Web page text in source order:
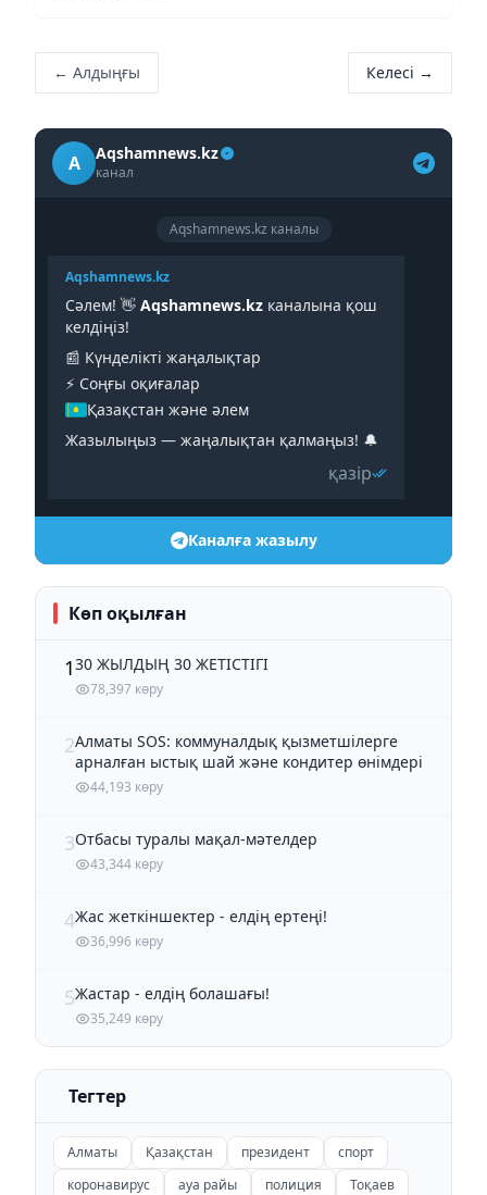
← Алдыңғы Келесі →
A Aqshamnews.kz
канал
Aqshamnews.kz каналы
Aqshamnews.kz
Сәлем! 👋 Aqshamnews.kz каналына қош
келдіңіз!
📰 Күнделікті жаңалықтар
⚡️ Соңғы оқиғалар
Қазақстан және әлем
Жазылыңыз — жаңалықтан қалмаңыз! 🔔
қазір
Каналға жазылу
Көп оқылған
130 ЖЫЛДЫҢ 30 ЖЕТІСТІГІ
78,397 көру
2Алматы SOS: коммуналдық қызметшілерге
арналған ыстық шай және кондитер өнімдері
44,193 көру
3Отбасы туралы мақал-мәтелдер
43,344 көру
4Жас жеткіншектер - елдің ертеңі!
36,996 көру
5Жастар - елдің болашағы!
35,249 көру
Тегтер
Алматы Қазақстан президент
спорт
коронавирус
ауа райы полиция
Тоқаев